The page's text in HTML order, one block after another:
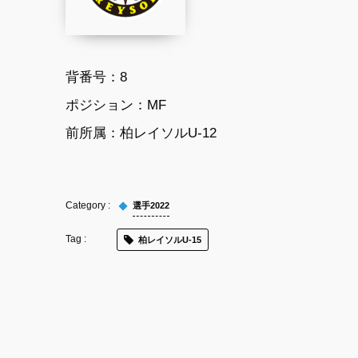
背番号：8
ポジション：MF
前所属： 柏レイソルU-12
選手2022
柏レイソルU-15